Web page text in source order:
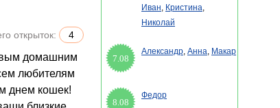
открыток: 4
любителям
днем кошек!
Иван, Кристина,
Николай
7.08
Александр, Анна, Макар
8.08
Федор